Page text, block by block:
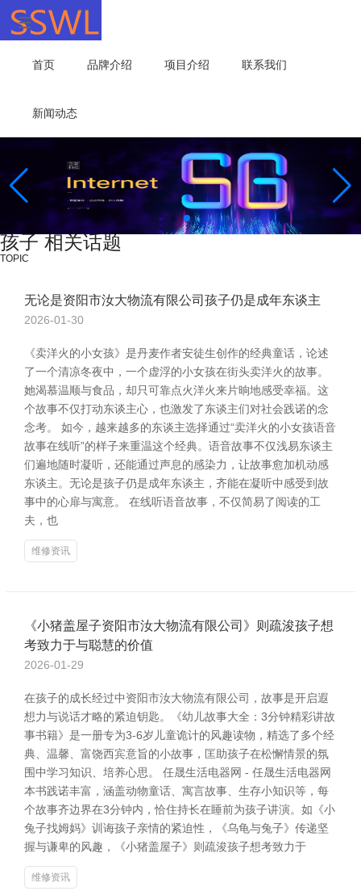
首页 品牌介绍 项目介绍 联系我们
新闻动态
孩子 相关话题
TOPIC
无论是资阳市汝大物流有限公司孩子仍是成年东谈主
2026-01-30
《卖洋火的小女孩》是丹麦作者安徒生创作的经典童话，论述
了一个清凉冬夜中，一个虚浮的小女孩在街头卖洋火的故事。
她渴慕温顺与食品，却只可靠点火洋火来片晌地感受幸福。这
个故事不仅打动东谈主心，也激发了东谈主们对社会践诺的念
念考。 如今，越来越多的东谈主选择通过“卖洋火的小女孩语音
故事在线听”的样子来重温这个经典。语音故事不仅浅易东谈主
们遍地随时凝听，还能通过声息的感染力，让故事愈加机动感
东谈主。无论是孩子仍是成年东谈主，齐能在凝听中感受到故
事中的心扉与寓意。 在线听语音故事，不仅简易了阅读的工
夫，也
维修资讯
《小猪盖屋子资阳市汝大物流有限公司》则疏浚孩子想
考致力于与聪慧的价值
2026-01-29
在孩子的成长经过中资阳市汝大物流有限公司，故事是开启遐
想力与说话才略的紧迫钥匙。《幼儿故事大全：3分钟精彩讲故
事书籍》是一册专为3-6岁儿童诡计的风趣读物，精选了多个经
典、温馨、富饶西宾意旨的小故事，匡助孩子在松懈情景的氛
围中学习知识、培养心思。 任晟生活电器网 - 任晟生活电器网
本书践诺丰富，涵盖动物童话、寓言故事、生存小知识等，每
个故事齐边界在3分钟内，恰住持长在睡前为孩子讲演。如《小
兔子找姆妈》训诲孩子亲情的紧迫性，《乌龟与兔子》传递坚
握与谦卑的风趣，《小猪盖屋子》则疏浚孩子想考致力于
维修资讯